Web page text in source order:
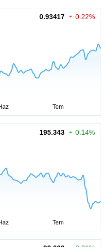
0.93417 0.22%
195.343 0.14%